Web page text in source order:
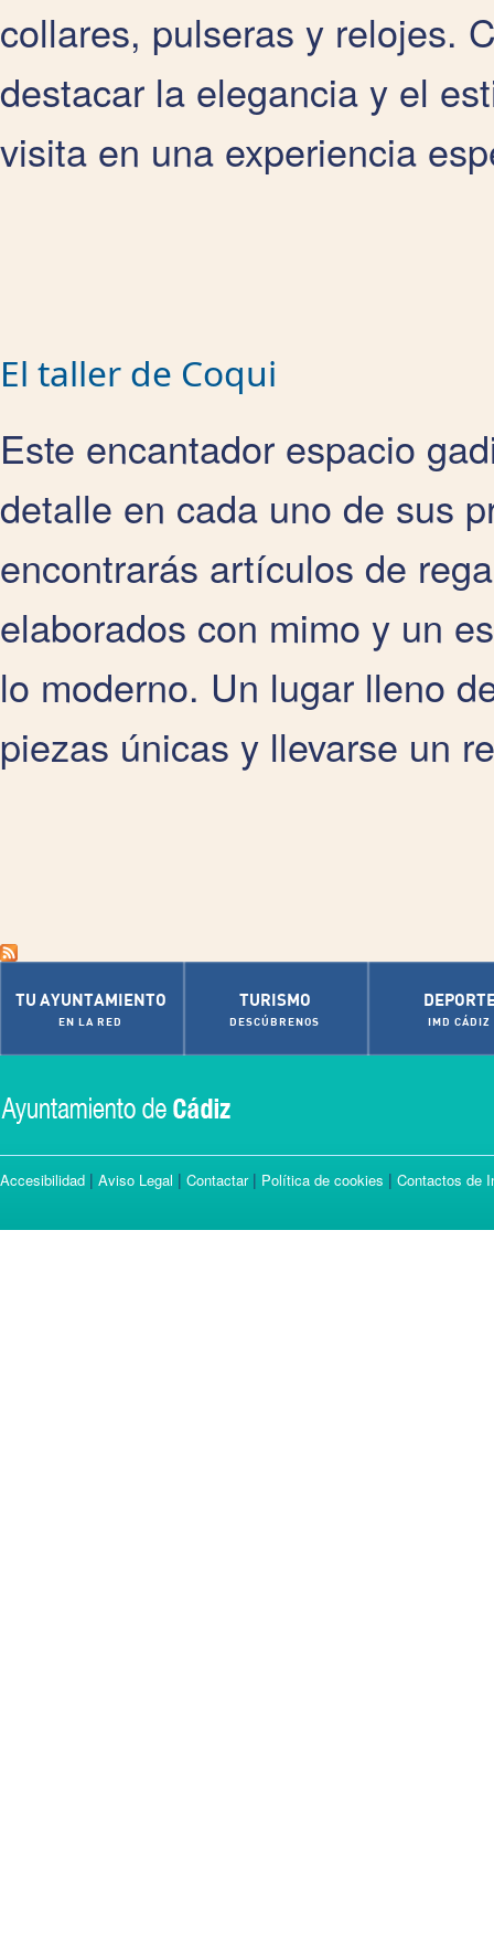
collares, pulseras y relojes.
destacar la elegancia y el
visita en una experiencia
El taller de Coqui
Este encantador espacio
detalle en cada uno de sus
encontrarás artículos de
elaborados con mimo y un
lo moderno. Un lugar lleno
piezas únicas y llevarse un
TU AYUNTAMIENTO
EN LA RED
TURISMO
DESCÚBRENOS IMD CÁDIZ
Accesibilidad | Aviso Legal | Contactar| Política de cookies | Contactos de